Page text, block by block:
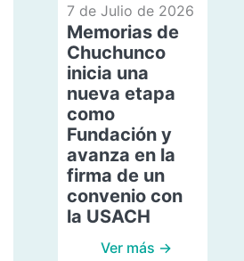
7 de Julio de 2026
Memorias de
Chuchunco
inicia una
nueva etapa
como
Fundación y
avanza en la
firma de un
convenio con
la USACH
Ver más →